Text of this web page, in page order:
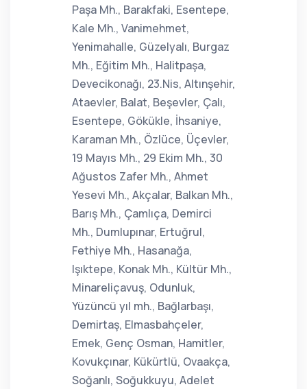
Paşa Mh., Barakfaki, Esentepe,
Kale Mh., Vanimehmet,
Yenimahalle, Güzelyalı, Burgaz
Mh., Eğitim Mh., Halitpaşa,
Devecikonağı, 23.Nis, Altınşehir,
Ataevler, Balat, Beşevler, Çalı,
Esentepe, Gökükle, İhsaniye,
Karaman Mh., Özlüce, Üçevler,
19 Mayıs Mh., 29 Ekim Mh., 30
Ağustos Zafer Mh., Ahmet
Yesevi Mh., Akçalar, Balkan Mh.,
Barış Mh., Çamlıça, Demirci
Mh., Dumlupınar, Ertuğrul,
Fethiye Mh., Hasanağa,
Işıktepe, Konak Mh., Kültür Mh.,
Minareliçavuş, Odunluk,
Yüzüncü yıl mh., Bağlarbaşı,
Demirtaş, Elmasbahçeler,
Emek, Genç Osman, Hamitler,
Kovukçınar, Kükürtlü, Ovaakça,
Soğanlı, Soğukkuyu, Adelet